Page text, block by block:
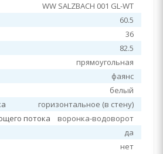
WW SALZBACH 001 GL-WT
60.5
36
82.5
прямоугольная
фаянс
белый
горизонтальное (в стену)
потока
воронка-водоворот
да
нет